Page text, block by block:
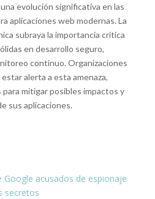
evolución significativa en las
aplicaciones web modernas. La
subraya la importancia crítica
en desarrollo seguro,
continuo. Organizaciones
alerta a esta amenaza,
mitigar posibles impactos y
sus aplicaciones.
Google acusados de espionaje
secretos